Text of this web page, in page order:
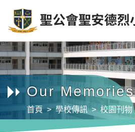
Our Memories
首頁 學校傳訊 校園刊物